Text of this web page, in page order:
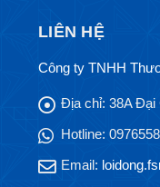
LIÊN HỆ
Công ty TNHH
Địa chỉ: 38A Đại
Hotline:
Email: